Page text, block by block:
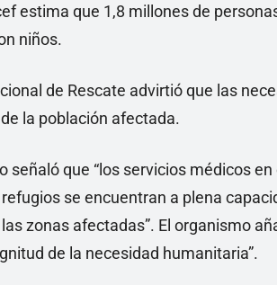
estima que 1,8 millones de
niños.
de Rescate advirtió que las
la población afectada.
señaló que “los servicios médicos
se encuentran a plena
zonas afectadas”. El organismo
de la necesidad humanitaria”.